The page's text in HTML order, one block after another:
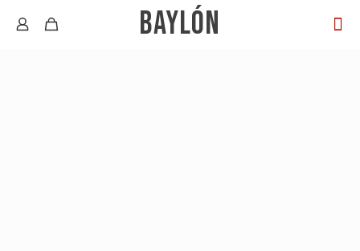
BAYLÓN